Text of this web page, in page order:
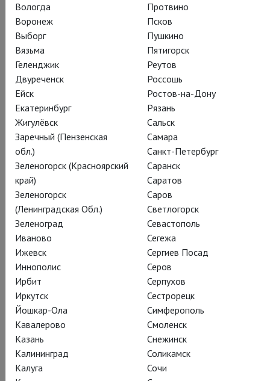
Дмитрий Шостакович
Леди Макбет
Мценского уезда
Страсть – опасная, всесильная, на все
времена: Дмитрий Черняков ставит Дмитрия
Шостаковича в Лионе
Катерина Измайлова – имя героини повести Николая
Лескова и оперы Дмитрия Шостаковича; имя, ставшее
нарицательным. Сильная, властная, красивая женщина
Вологда
Воронеж
Выборг
Вязьма
Геленджик
Двуреченск
Ейск
Екатеринбург
Жигулёвск
Заречный (Пензенская
обл.)
Зеленогорск (Красноярский
край)
Зеленогорск
(Ленинградская Обл.)
Зеленоград
Иваново
Ижевск
Иннополис
Ирбит
Иркутск
Йошкар-Ола
Кавалерово
Казань
Калининград
Калуга
Протвино
Псков
Пушкино
Пятигорск
Реутов
Россошь
Ростов-на-Дону
Рязань
Сальск
Самара
Санкт-Петербург
Саранск
Саратов
Саров
Светлогорск
Севастополь
Сегежа
Сергиев Посад
Серов
Серпухов
Сестрорецк
Симферополь
Смоленск
Снежинск
Соликамск
Сочи